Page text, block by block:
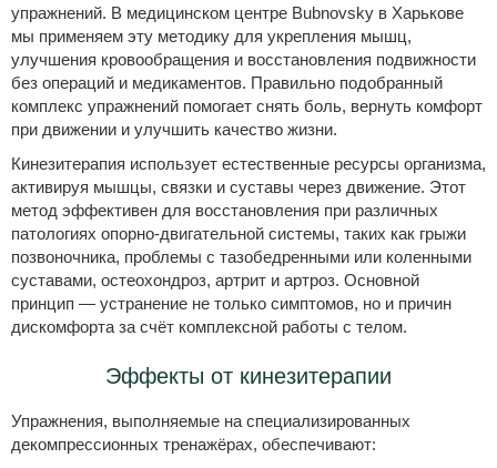
упражнений. В медицинском центре Bubnovsky в Харькове
мы применяем эту методику для укрепления мышц,
улучшения кровообращения и восстановления подвижности
без операций и медикаментов. Правильно подобранный
комплекс упражнений помогает снять боль, вернуть комфорт
при движении и улучшить качество жизни.
Кинезитерапия использует естественные ресурсы организма,
активируя мышцы, связки и суставы через движение. Этот
метод эффективен для восстановления при различных
патологиях опорно-двигательной системы, таких как грыжи
позвоночника, проблемы с тазобедренными или коленными
суставами, остеохондроз, артрит и артроз. Основной
принцип — устранение не только симптомов, но и причин
дискомфорта за счёт комплексной работы с телом.
Эффекты от кинезитерапии
Упражнения, выполняемые на специализированных
декомпрессионных тренажёрах, обеспечивают: